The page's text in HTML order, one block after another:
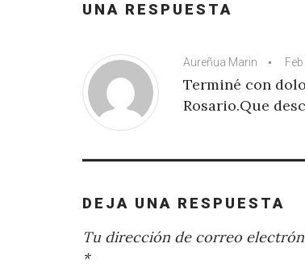
UNA RESPUESTA
Aureñua Marin
Terminé con
Rosario.Que
DEJA UNA RESPUESTA
Tu dirección de correo
*